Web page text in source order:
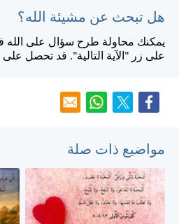
هل تبحث عن مشيئة الله؟
يمكنك محاولة طرح سؤال على
على زر "الآية التالية". قد تحصل
مواضيع ذات صلة